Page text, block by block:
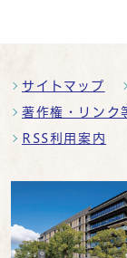
サイトマップ
著作権・リンク
RSS利用案内